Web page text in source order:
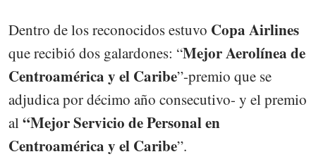
Dentro de los reconocidos estuvo Copa Airlines
que recibió dos galardones: “Mejor Aerolínea de
Centroamérica y el Caribe”-premio que se
adjudica por décimo año consecutivo- y el premio
al“Mejor Servicio de Personal en
Centroamérica y el Caribe”.